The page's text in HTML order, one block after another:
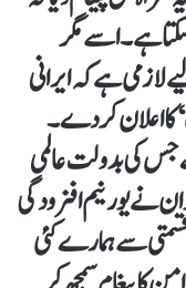
ہے۔ اسے مگر
ہے کہ ایرانی
کا اعلان کردے۔
کی بدولت عالمی
نے یورنیم افزودگی
سے ہمارے کئی